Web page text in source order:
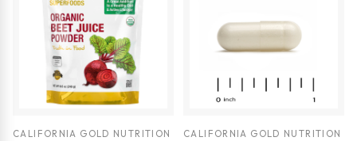
CALIFORNIA GOLD NUTRITION CALIFORNIA GOLD NUTRITION